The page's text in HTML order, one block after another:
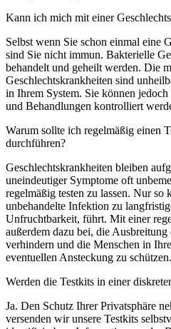
Kann ich mich mit einer
Selbst wenn Sie schon einmal eine
sind Sie nicht immun. Bakterielle
behandelt und geheilt werden. Die
Geschlechtskrankheiten sind
in Ihrem System. Sie können
und Behandlungen kontrolliert
Warum sollte ich regelmäßig einen
durchführen?
Geschlechtskrankheiten bleiben
uneindeutiger Symptome oft
regelmäßig testen zu lassen. Nur so
unbehandelte Infektion zu
Unfruchtbarkeit, führt. Mit einer
außerdem dazu bei, die
verhindern und die Menschen in
eventuellen Ansteckung zu schützen.
Werden die Testkits in einer
Ja. Den Schutz Ihrer Privatsphäre
versenden wir unsere Testkits